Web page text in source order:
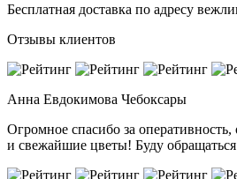
Бесплатная доставка по адресу
Отзывы клиентов
Анна Евдокимова Чебоксары
Огромное спасибо за
и свежайшие цветы! Буду